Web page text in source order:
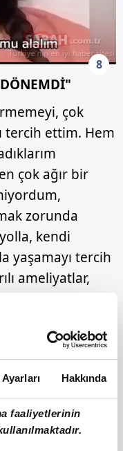
Hakkında
faaliyetlerinin
8
çok
tercih ettim. Hem
çok ağır bir
zorunda
kendi
yaşamayı tercih
ameliyatlar,
yeniden
bulmam
cesareti